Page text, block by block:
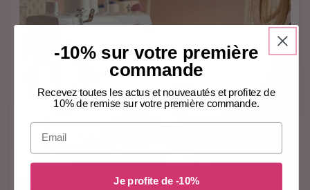
-10% sur votre première
commande
Recevez toutes les actus et nouveautés et profitez de
10% de remise sur votre première commande.
Email
Je profite de -10%